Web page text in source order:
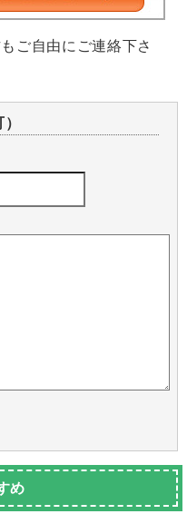
ご自由にご連絡下さ
め